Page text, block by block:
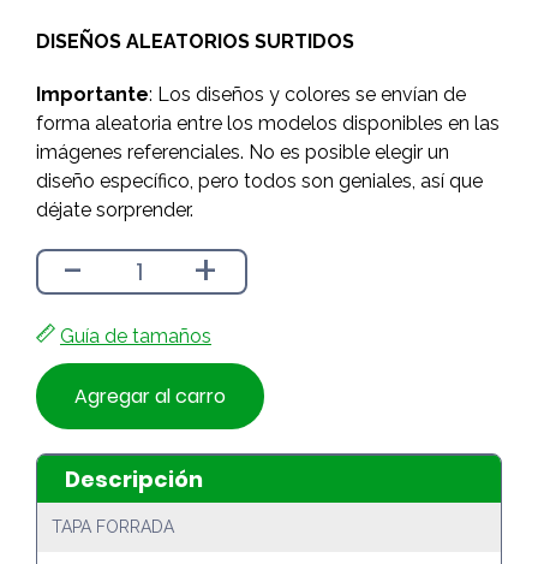
$5.490.
$4.890.
DISEÑOS ALEATORIOS SURTIDOS
Importante: Los diseños y colores se envían de
forma aleatoria entre los modelos disponibles en las
imágenes referenciales. No es posible elegir un
diseño específico, pero todos son geniales, así que
déjate sorprender.
- +
Guía de tamaños
Agregar al carro
Descripción
TAPA FORRADA